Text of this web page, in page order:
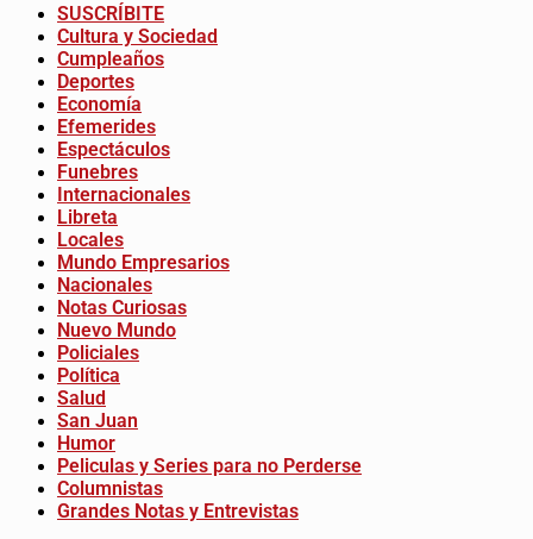
SUSCRÍBITE
Cultura y Sociedad
Cumpleaños
Deportes
Economía
Efemerides
Espectáculos
Funebres
Internacionales
Libreta
Locales
Mundo Empresarios
Nacionales
Notas Curiosas
Nuevo Mundo
Policiales
Política
Salud
San Juan
Humor
Peliculas y Series para no Perderse
Columnistas
Grandes Notas y Entrevistas